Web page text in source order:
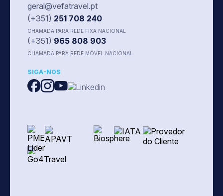
geral@vefatravel.pt
(+351) 251 708 240
CHAMADA PARA REDE FIXA NACIONAL
(+351) 965 808 903
CHAMADA PARA REDE MÓVEL NACIONAL
SIGA-NOS